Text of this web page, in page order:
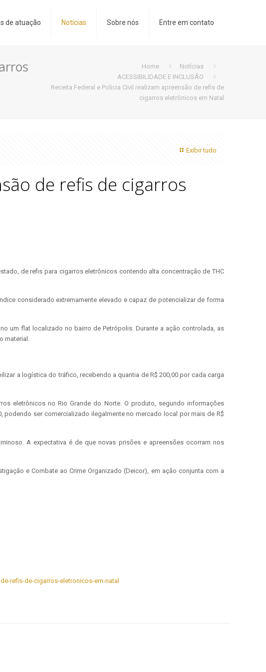
de atuação Notícias Sobre nós Entre em contato
Home
Notícias
ACESSIBILIDADE E INCLUSÃO
Receita Federal e Policia Civil realizam apreensão de refis de
cigarros eletrônicos em Natal
Exibir tudo
de refis de cigarros
de refis para cigarros eletrônicos contendo alta concentração de THC
considerado extremamente elevado e capaz de potencializar de forma
um flat localizado no bairro de Petrópolis. Durante a ação controlada, as
material.
a logística do tráfico, recebendo a quantia de R$ 200,00 por cada carga
eletrônicos no Rio Grande do Norte. O produto, segundo informações
podendo ser comercializado ilegalmente no mercado local por mais de R$
A expectativa é de que novas prisões e apreensões ocorram nos
e Combate ao Crime Organizado (Deicor), em ação conjunta com a
refis-de-cigarros-eletronicos-em-natal